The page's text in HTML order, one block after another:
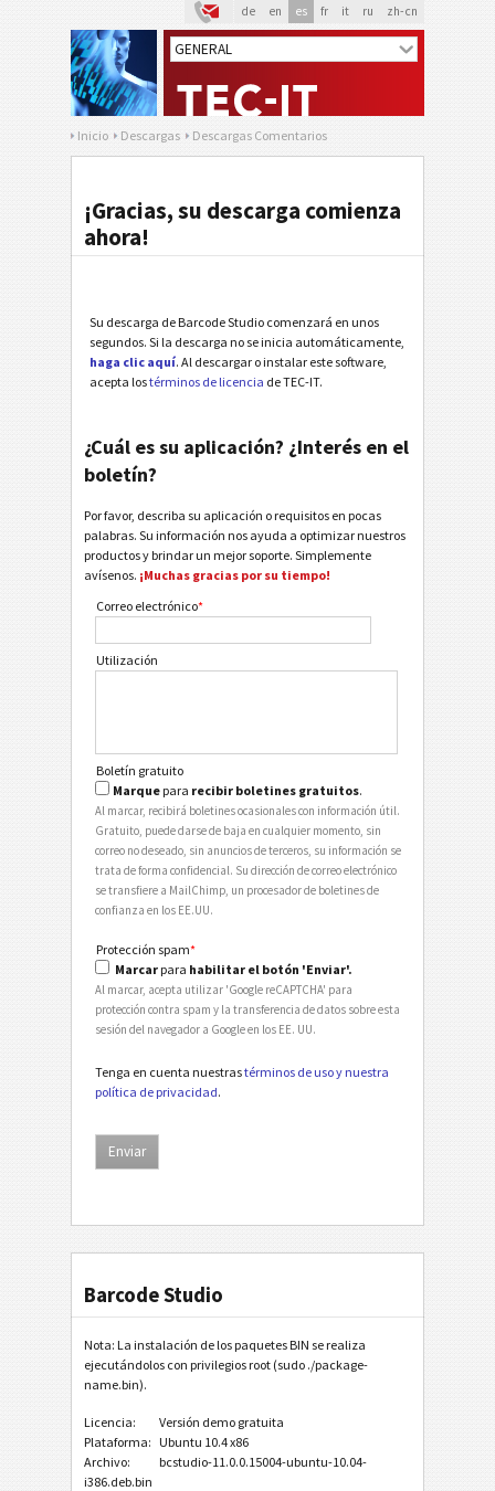
de en es fr it ru zh-cn
Inicio Descargas Descargas Comentarios
¡Gracias, su descarga comienza
ahora!
Su descarga de Barcode Studio comenzará en unos
segundos. Si la descarga no se inicia automáticamente,
haga clic aquí. Al descargar o instalar este software,
acepta lostérminos de licencia de TEC-IT.
¿Cuál es su aplicación? ¿Interés en el
boletín?
Por favor, describa su aplicación o requisitos en pocas
palabras. Su información nos ayuda a optimizar nuestros
productos y brindar un mejor soporte. Simplemente
avísenos. ¡Muchas gracias por su tiempo!
Correo electrónico*
Utilización
Boletín gratuito
Marque para recibir boletines gratuitos.
Al marcar, recibirá boletines ocasionales con información útil.
Gratuito, puede darse de baja en cualquier momento, sin
correo no deseado, sin anuncios de terceros, su información se
trata de forma confidencial. Su dirección de correo electrónico
se transfiere a MailChimp, un procesador de boletines de
confianza en los EE.UU.
Protección spam*
Marcar para habilitar el botón 'Enviar'.
Al marcar, acepta utilizar 'Google reCAPTCHA' para
protección contra spam y la transferencia de datos sobre esta
sesión del navegador a Google en los EE. UU.
Tenga en cuenta nuestrastérminos de uso y nuestra
política de privacidad.
Barcode Studio
Nota: La instalación de los paquetes BIN se realiza
ejecutándolos con privilegios root (sudo ./package-
name.bin).
Licencia:
Versión demo gratuita
Plataforma: Ubuntu 10.4 x86
Archivo:
bcstudio-11.0.0.15004-ubuntu-10.04-
i386.deb.bin